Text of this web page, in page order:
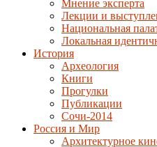
Мнение эксперта
Лекции и
Национальная
Локальная
История
Археология
Книги
Прогулки
Публикации
Сочи-2014
Россия и Мир
Архитектурное